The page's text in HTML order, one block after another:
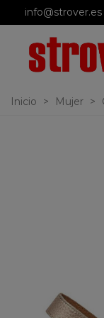
info@strover.es
Inicio > Mujer >